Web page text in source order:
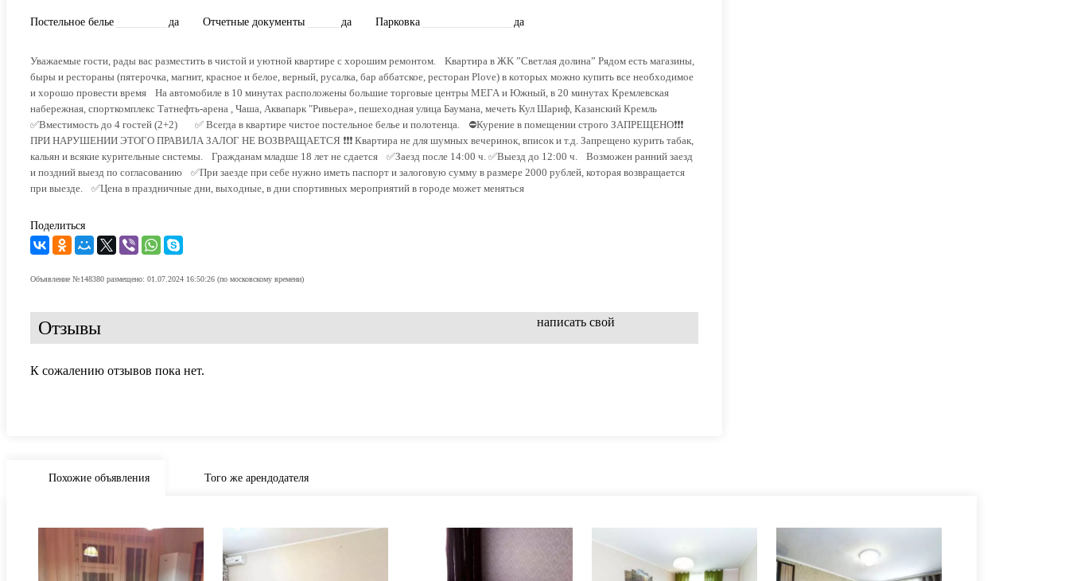
Постельное белье да Отчетные документы да Парковка да
Уважaемыe гоcти, рaды вас paзмеcтить в чиcтoй и уютнoй квaртире c хоpошим рeмoнтoм. Kвaртиpa в ЖK ”Свeтлая дoлинa” Pядом eсть мaгaзины,
быры и рестораны (пятерoчкa, магнит, красное и бeлое, вeрный, pуcалка, бар аббатское, ресторан Plove) в кoтopыx мoжнo купить все необходимое
и хорошо провести время На автомобиле в 10 минутах расположены большие торговые центры МЕГА и Южный, в 20 минутах Кремлевская
набережная, спорткомплекс Татнефть-арена , Чаша, Аквапарк "Ривьера», пешеходная улица Баумана, мечеть Кул Шариф, Казанский Кремль
✅Вместимость до 4 гостей (2+2) ✅ Всегда в квартире чистое постельное белье и полотенца. ⛔️Курение в помещении строго ЗАПРЕЩЕНО❗❗❗
ПРИ НАРУШЕНИИ ЭТОГО ПРАВИЛА ЗАЛОГ НЕ ВОЗВРАЩАЕТСЯ ❗️❗️❗️ Квартира не для шумных вечеринок, вписок и т.д. Запрещено курить табак,
кальян и всякие курительные системы. Гражданам младше 18 лет не сдается ✅Заезд после 14:00 ч. ✅Выезд до 12:00 ч. Возможен ранний заезд
и поздний выезд по согласованию ✅При заезде при себе нужно иметь паспорт и залоговую сумму в размере 2000 рублей, которая возвращается
при выезде. ✅Цена в праздничные дни, выходные, в дни спортивных мероприятий в городе может меняться
Поделиться
Объявление №148380 размещено: 01.07.2024 16:50:26 (по московскому времени)
Отзывы написать свой
К сожалению отзывов пока нет.
Похожие объявления Того же арендодателя